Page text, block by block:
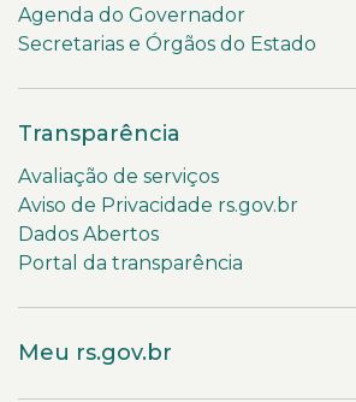
Agenda do Governador
Secretarias e Órgãos do Estado
Transparência
Avaliação de serviços
Aviso de Privacidade rs.gov.br
Dados Abertos
Portal da transparência
Meu rs.gov.br